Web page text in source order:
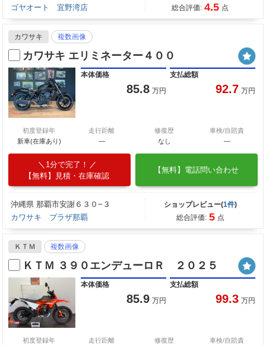
ゴヤオート 宜野湾店
総合評価: 4.5 点
カワサキ 複数画像
カワサキ エリミネーター４００
本体価格
85.8 万円
支払総額
92.7 万円
初度登録年
新車(在庫あり)
走行距離
―
修復歴
なし
車検/自賠責
―
1分で完了！
【無料】見積・在庫確認
【無料】電話問い合わせ
沖縄県 那覇市安謝６３０−３
カワサキ プラザ那覇
ショップレビュー(1件)
総合評価: 5 点
ＫＴＭ 複数画像
ＫＴＭ ３９０エンデューロＲ ２０２５
本体価格
85.9 万円
支払総額
99.3 万円
初度登録年
走行距離
修復歴
車検/自賠責